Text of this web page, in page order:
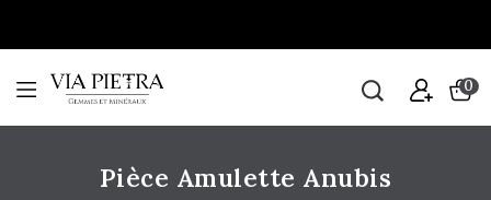
0
Pièce Amulette Anubis